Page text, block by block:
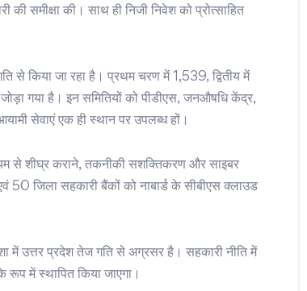
समीक्षा की। साथ ही निजी निवेश को प्रोत्साहित
किया जा रहा है। प्रथम चरण में 1,539, द्वितीय में
गया है। इन समितियों को पीडीएस, जनऔषधि केंद्र,
सेवाएं एक ही स्थान पर उपलब्ध हों।
से शीघ्र कराने, तकनीकी सशक्तिकरण और साइबर
50 जिला सहकारी बैंकों को नाबार्ड के सीबीएस क्लाउड
में उत्तर प्रदेश तेज गति से अग्रसर है। सहकारी नीति में
रूप में स्थापित किया जाएगा।